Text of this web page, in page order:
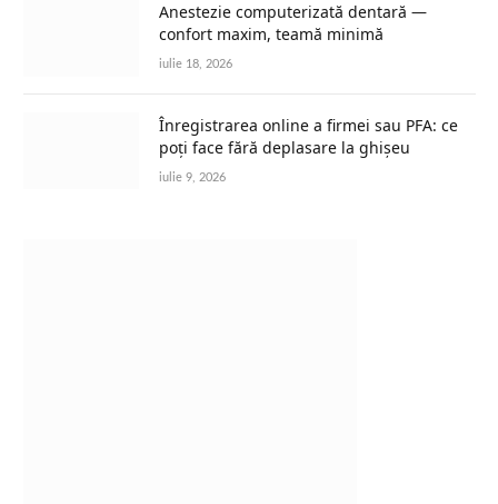
Anestezie computerizată dentară —
confort maxim, teamă minimă
iulie 18, 2026
Înregistrarea online a firmei sau PFA: ce
poți face fără deplasare la ghișeu
iulie 9, 2026